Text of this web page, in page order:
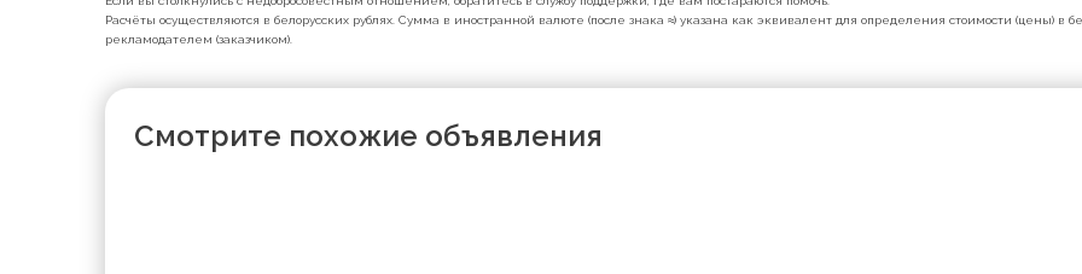
Расчёты осуществляются в белорусских рублях. Сумма в иностранной валюте (после знака ≈) указана как эквивалент для определения стоимости (цены) в
рекламодателем (заказчиком).
Смотрите похожие объявления